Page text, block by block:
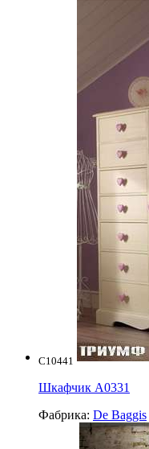
C10441
Шкафчик А0331
Фабрика: De Baggis